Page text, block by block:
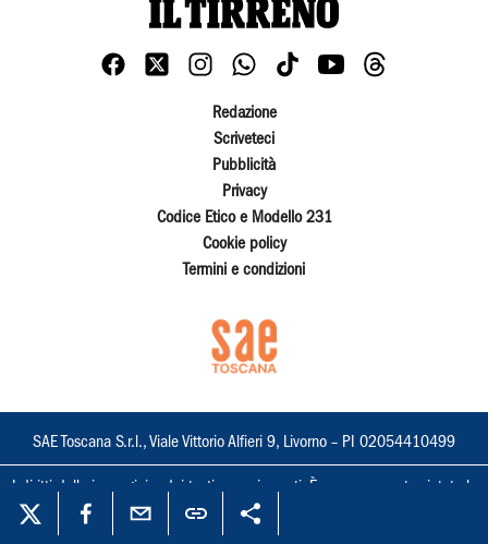
Redazione
Scriveteci
Pubblicità
Privacy
Codice Etico e Modello 231
Cookie policy
Termini e condizioni
SAE Toscana S.r.l., Viale Vittorio Alfieri 9, Livorno – PI 02054410499
I diritti delle immagini e dei testi sono riservati. È espressamente vietata la
loro riproduzione con qualsiasi mezzo e l'adattamento totale o parziale.